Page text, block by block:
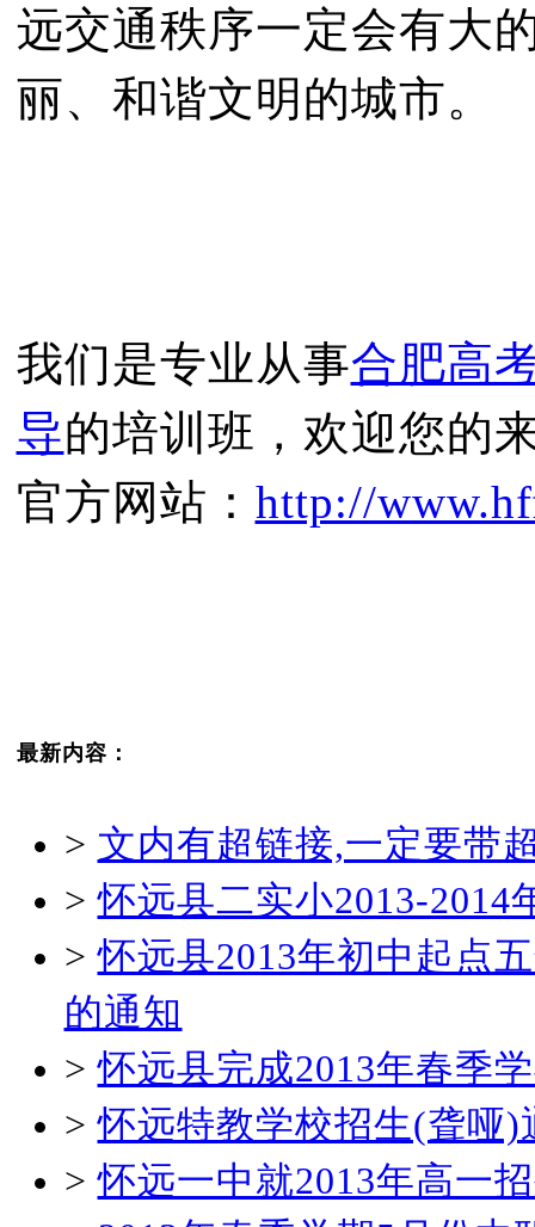
远交通秩序一定会有大
丽、和谐文明的城市。
我们是专业从事合肥高
导的培训班，欢迎您的
官方网站： http://
最新内容：
> 文内有超链接,一定要带
>怀远县二实小2013-2014
>怀远县2013年初中起点
的通知
>怀远县完成2013年春季
>怀远特教学校招生(聋哑)
>怀远一中就2013年高一